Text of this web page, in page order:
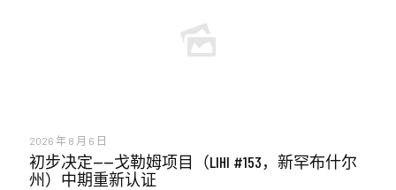
2026 年 8 月 6 日
初步决定——戈勒姆项目（LIHI #153，新罕布什尔
州）中期重新认证